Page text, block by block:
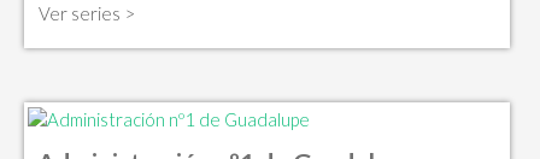
Ver series >